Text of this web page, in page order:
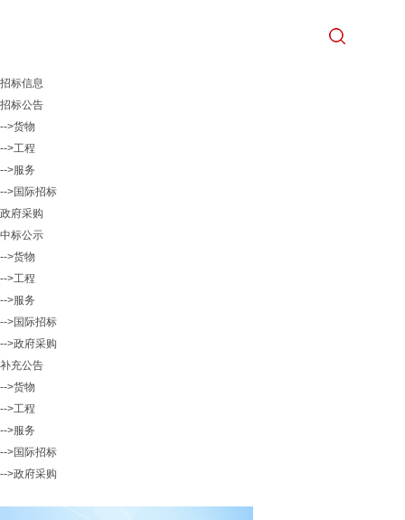
招标信息
招标公告
-->货物
-->工程
-->服务
-->国际招标
政府采购
中标公示
-->货物
-->工程
-->服务
-->国际招标
-->政府采购
补充公告
-->货物
-->工程
-->服务
-->国际招标
-->政府采购